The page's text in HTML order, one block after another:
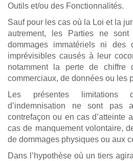
Outils et/ou des Fonctionnalités.
Sauf pour les cas où la Loi et la
autrement, les Parties ne
dommages immatériels ni des
imprévisibles causés à leur
notamment la perte de chiffre
commerciaux, de données ou les
Les présentes limitations
d’indemnisation ne sont pas
contrefaçon ou en cas d’atteinte
cas de manquement volontaire,
de dommages physiques ou aux
Dans l’hypothèse où un tiers